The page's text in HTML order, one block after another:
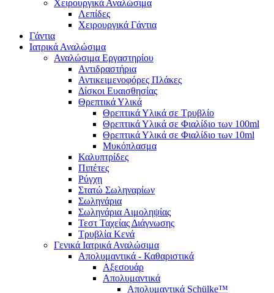
Χειρουργικά Αναλώσιμα
Λεπίδες
Χειρουργικά Γάντια
Γάντια
Ιατρικά Αναλώσιμα
Αναλώσιμα Εργαστηρίου
Αντιδραστήρια
Αντικειμενοφόρες Πλάκες
Δίσκοι Ευαισθησίας
Θρεπτικά Υλικά
Θρεπτικά Υλικά σε Τρυβλίο
Θρεπτικά Υλικά σε Φιαλίδιο των 100ml
Θρεπτικά Υλικά σε Φιαλίδιο των 10ml
Μυκόπλασμα
Καλυπτρίδες
Πιπέτες
Ρύγχη
Στατώ Σωληναρίων
Σωληνάρια
Σωληνάρια Αιμοληψίας
Τεστ Ταχείας Διάγνωσης
Τρυβλία Κενά
Γενικά Ιατρικά Αναλώσιμα
Απολυμαντικά - Καθαριστικά
Αξεσουάρ
Απολυμαντικά
Απολυμαντικά Schülke™